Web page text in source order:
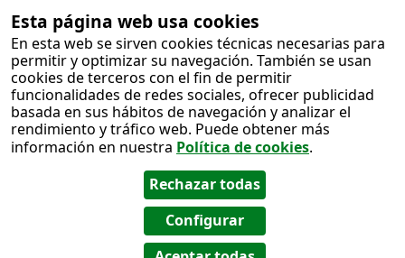
Esta página web usa cookies
En esta web se sirven cookies técnicas necesarias para
permitir y optimizar su navegación. También se usan
cookies de terceros con el fin de permitir
funcionalidades de redes sociales, ofrecer publicidad
basada en sus hábitos de navegación y analizar el
rendimiento y tráfico web. Puede obtener más
información en nuestra Política de cookies.